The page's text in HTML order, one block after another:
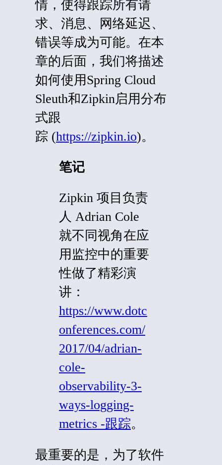
情，使得跟踪所有请
求、消息、网络延迟、
错误等成为可能。在本
章的后面，我们将描述
如何使用Spring Cloud
Sleuth和Zipkin启用分布
式跟
踪 (https://zipkin.io)。
笔记
Zipkin 项目负责
人 Adrian Cole
就不同视角在应
用监控中的重要
性做了精彩演
讲：
https://www.dotc
onferences.com/
2017/04/adrian-
cole-
observability-3-
ways-logging-
metrics -跟踪。
最重要的是，为了软件